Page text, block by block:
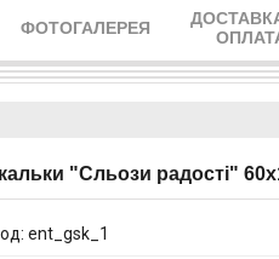
ФОТОГАЛЕРЕЯ
"Сльози радості"
ent_gsk_1